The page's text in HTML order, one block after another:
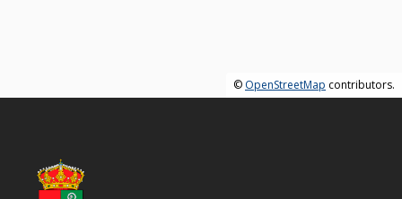
© OpenStreetMap contributors.